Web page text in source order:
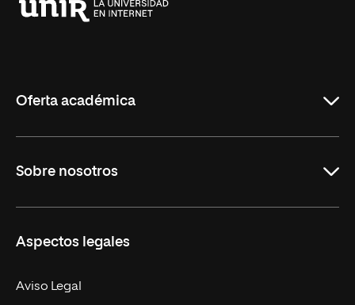
Oferta académica
Derecho
Empresa
MBA
Sobre nosotros
Nuestro Equipo
Contacto
Aspectos legales
Aviso Legal